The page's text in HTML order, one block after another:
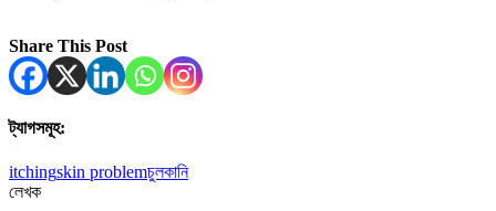
Share This Post
ট্যাগসমূহ:
itchingskin problemচুলকানি
লেখক